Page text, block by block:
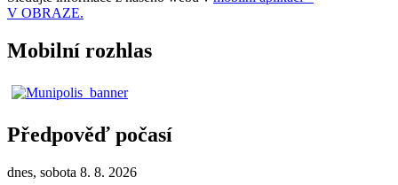
V OBRAZE.
Mobilní rozhlas
Předpověď počasí
dnes, sobota 8. 8. 2026